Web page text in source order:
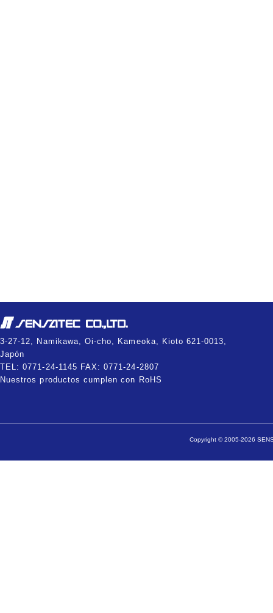
3-27-12, Namikawa, Oi-cho, Kameoka, Kioto 621-0013,
Japón
TEL: 0771-24-1145 FAX: 0771-24-2807
Nuestros productos cumplen con RoHS
Copyright © 2005-2026